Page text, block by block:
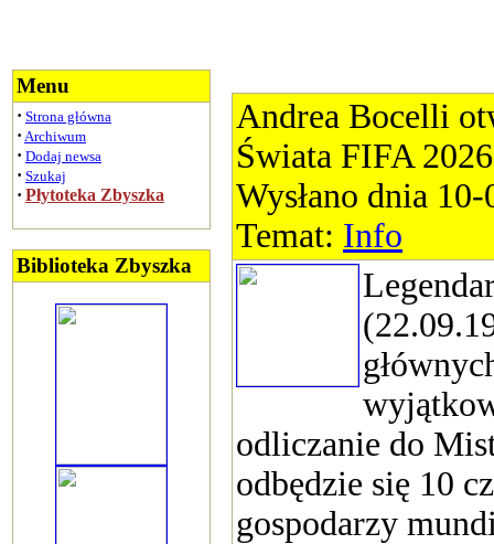
Menu
· Strona główna
· Archiwum
· Dodaj newsa
· Szukaj
· Płytoteka Zbyszka
Biblioteka Zbyszka
Andrea Bocelli
Świata FIFA 2026
Wysłano dnia
Temat: Info
odliczanie do
odbędzie się 10
gospodarzy